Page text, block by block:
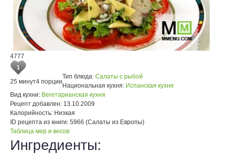
4777
1
25 минут4 порции
Тип блюда: Салаты с рыбой
Национальная кухня: Испанская кухня
Вид кухни: Вегетарианская кухня
Рецепт добавлен: 13.10.2009
Калорийность: Низкая
ID рецепта из книги: 5966 (Салаты из Европы)
Таблица мер и весов
Ингредиенты: